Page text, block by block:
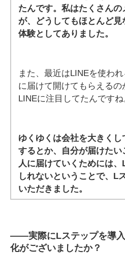
たんです。私はたくさん
が、どうしてもほとんど
体験としてありました。
また、最近はLINEを使わ
に届けて開けてもらえるの
LINEに注目してたんですね
ゆくゆくは会社を大きく
するとか、自分が届けた
人に届けていくためには
しれないということで、L
いただきました。
――実際にLステップを導
化がございましたか？